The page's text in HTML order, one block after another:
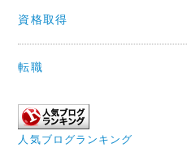
資格取得
転職
人気ブログランキング